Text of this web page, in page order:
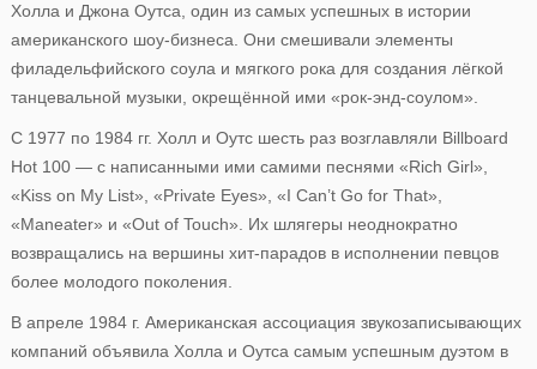
Холла и Джона Оутса, один из самых успешных в истории
американского шоу-бизнеса. Они смешивали элементы
филадельфийского соула и мягкого рока для создания лёгкой
танцевальной музыки, окрещённой ими «рок-энд-соулом».
С 1977 по 1984 гг. Холл и Оутс шесть раз возглавляли Billboard
Hot 100 — с написанными ими самими песнями «Rich Girl»,
«Kiss on My List», «Private Eyes», «I Can’t Go for That»,
«Maneater» и «Out of Touch». Их шлягеры неоднократно
возвращались на вершины хит-парадов в исполнении певцов
более молодого поколения.
В апреле 1984 г. Американская ассоциация звукозаписывающих
компаний объявила Холла и Оутса самым успешным дуэтом в